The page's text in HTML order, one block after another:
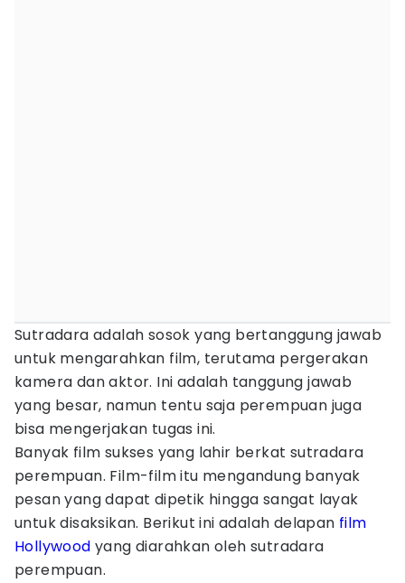
Sutradara adalah sosok yang bertanggung jawab
untuk mengarahkan film, terutama pergerakan
kamera dan aktor. Ini adalah tanggung jawab
yang besar, namun tentu saja perempuan juga
bisa mengerjakan tugas ini.
Banyak film sukses yang lahir berkat sutradara
perempuan. Film-film itu mengandung banyak
pesan yang dapat dipetik hingga sangat layak
untuk disaksikan. Berikut ini adalah delapan film
Hollywood yang diarahkan oleh sutradara
perempuan.